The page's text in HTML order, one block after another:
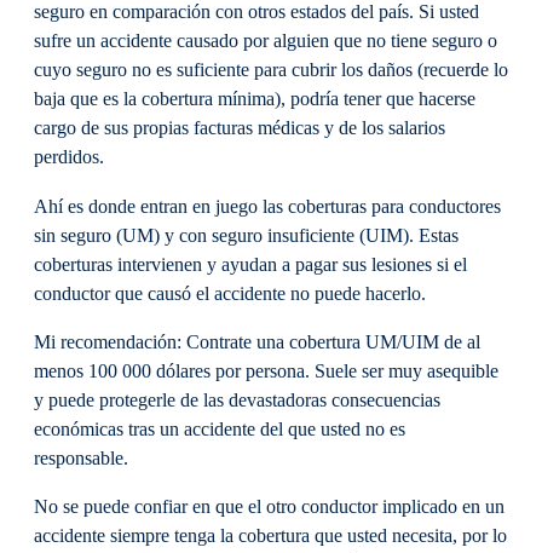
seguro en comparación con otros estados del país. Si usted
sufre un accidente causado por alguien que no tiene seguro o
cuyo seguro no es suficiente para cubrir los daños (recuerde lo
baja que es la cobertura mínima), podría tener que hacerse
cargo de sus propias facturas médicas y de los salarios
perdidos.
Ahí es donde entran en juego las coberturas para conductores
sin seguro (UM) y con seguro insuficiente (UIM). Estas
coberturas intervienen y ayudan a pagar sus lesiones si el
conductor que causó el accidente no puede hacerlo.
Mi recomendación: Contrate una cobertura UM/UIM de al
menos 100 000 dólares por persona. Suele ser muy asequible
y puede protegerle de las devastadoras consecuencias
económicas tras un accidente del que usted no es
responsable.
No se puede confiar en que el otro conductor implicado en un
accidente siempre tenga la cobertura que usted necesita, por lo